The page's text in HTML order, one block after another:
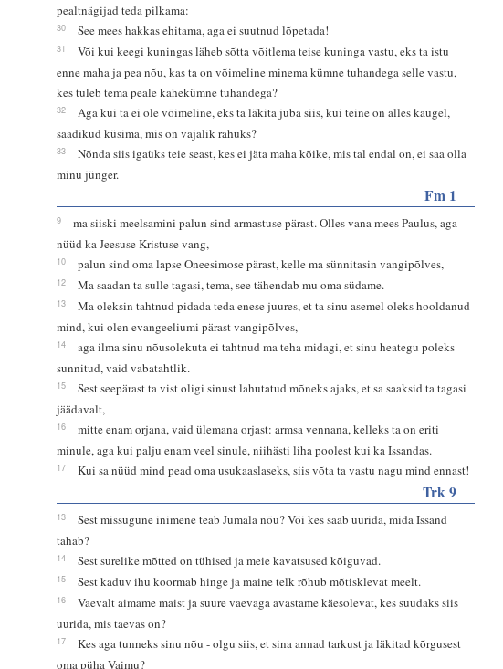
pealtnägijad teda pilkama:
30 See mees hakkas ehitama, aga ei suutnud lõpetada!
31
Või kui keegi kuningas läheb sõtta võitlema teise kuninga vastu, eks ta istu
enne maha ja pea nõu, kas ta on võimeline minema kümne tuhandega selle vastu,
kes tuleb tema peale kahekümne tuhandega?
32
Aga kui ta ei ole võimeline, eks ta läkita juba siis, kui teine on alles kaugel,
saadikud küsima, mis on vajalik rahuks?
33
Nõnda siis igaüks teie seast, kes ei jäta maha kõike, mis tal endal on, ei saa olla
minu jünger.
Fm 1
9
ma siiski meelsamini palun sind armastuse pärast. Olles vana mees Paulus, aga
nüüd ka Jeesuse Kristuse vang,
10 palun sind oma lapse Oneesimose pärast, kelle ma sünnitasin vangipõlves,
12 Ma saadan ta sulle tagasi, tema, see tähendab mu oma südame.
13
Ma oleksin tahtnud pidada teda enese juures, et ta sinu asemel oleks hooldanud
mind, kui olen evangeeliumi pärast vangipõlves,
14
aga ilma sinu nõusolekuta ei tahtnud ma teha midagi, et sinu heategu poleks
sunnitud, vaid vabatahtlik.
15
Sest seepärast ta vist oligi sinust lahutatud mõneks ajaks, et sa saaksid ta tagasi
jäädavalt,
16
mitte enam orjana, vaid ülemana orjast: armsa vennana, kelleks ta on eriti
minule, aga kui palju enam veel sinule, niihästi liha poolest kui ka Issandas.
17 Kui sa nüüd mind pead oma usukaaslaseks, siis võta ta vastu nagu mind ennast!
Trk 9
13
Sest missugune inimene teab Jumala nõu? Või kes saab uurida, mida Issand
tahab?
14 Sest surelike mõtted on tühised ja meie kavatsused kõiguvad.
15 Sest kaduv ihu koormab hinge ja maine telk rõhub mõtisklevat meelt.
16
Vaevalt aimame maist ja suure vaevaga avastame käesolevat, kes suudaks siis
uurida, mis taevas on?
17
Kes aga tunneks sinu nõu - olgu siis, et sina annad tarkust ja läkitad kõrgusest
oma püha Vaimu?